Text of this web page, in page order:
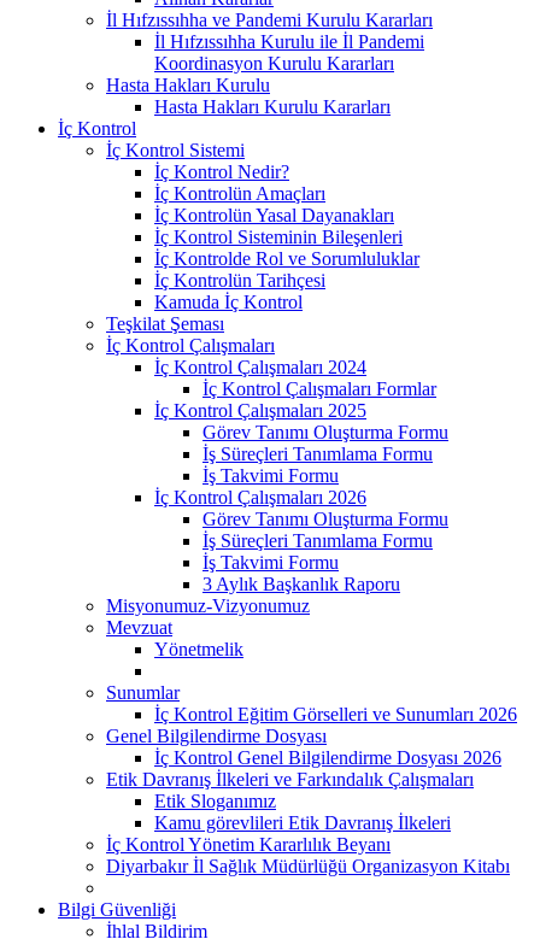
İl Hıfzıssıhha ve Pandemi Kurulu Kararları
İl Hıfzıssıhha Kurulu ile İl Pandemi
Koordinasyon Kurulu Kararları
Hasta Hakları Kurulu
Hasta Hakları Kurulu Kararları
İç Kontrol
İç Kontrol Sistemi
İç Kontrol Nedir?
İç Kontrolün Amaçları
İç Kontrolün Yasal Dayanakları
İç Kontrol Sisteminin Bileşenleri
İç Kontrolde Rol ve Sorumluluklar
İç Kontrolün Tarihçesi
Kamuda İç Kontrol
Teşkilat Şeması
İç Kontrol Çalışmaları
İç Kontrol Çalışmaları 2024
İç Kontrol Çalışmaları Formlar
İç Kontrol Çalışmaları 2025
Görev Tanımı Oluşturma Formu
İş Süreçleri Tanımlama Formu
İş Takvimi Formu
İç Kontrol Çalışmaları 2026
Görev Tanımı Oluşturma Formu
İş Süreçleri Tanımlama Formu
İş Takvimi Formu
3 Aylık Başkanlık Raporu
Misyonumuz-Vizyonumuz
Mevzuat
Yönetmelik
Sunumlar
İç Kontrol Eğitim Görselleri ve Sunumları 2026
Genel Bilgilendirme Dosyası
İç Kontrol Genel Bilgilendirme Dosyası 2026
Etik Davranış İlkeleri ve Farkındalık Çalışmaları
Etik Sloganımız
Kamu görevlileri Etik Davranış İlkeleri
İç Kontrol Yönetim Kararlılık Beyanı
Diyarbakır İl Sağlık Müdürlüğü Organizasyon Kitabı
Bilgi Güvenliği
İhlal Bildirim